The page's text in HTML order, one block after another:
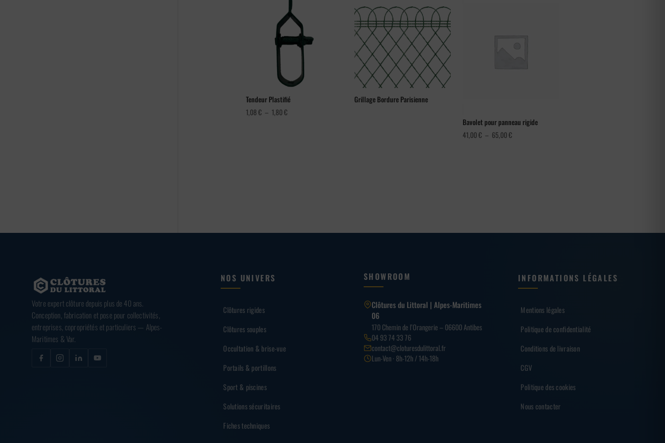
Tendeur Plastifié
1,08€ – 1,80€Plage
Grillage Bordure Parisienne
Bavolet pour panneau rigide
41,00€ – 65,00€Plage
Votre expert clôture depuis plus de 40 ans.
Conception, fabrication et pose pour collectivités,
entreprises, copropriétés et particuliers — Alpes-
Maritimes & Var.
NOS UNIVERS
Clôtures rigides
Clôtures souples
Occultation & brise-vue
Portails & portillons
Sport & piscines
Solutions sécuritaires
Fiches techniques
SHOWROOM
Clôtures du Littoral | Alpes-Maritimes
06
170 Chemin de l’Orangerie – 06600 Antibes
04 93 74 33 76
contact@cloturesdulittoral.fr
Lun-Ven · 8h-12h / 14h-18h
INFORMATIONS LÉGALES
Mentions légales
Politique de confidentialité
Conditions de livraison
CGV
Politique des cookies
Nous contacter